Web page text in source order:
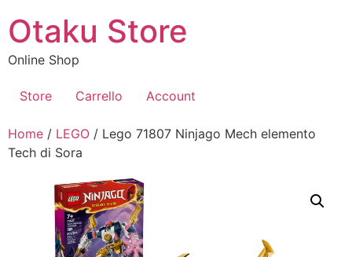
contenuto
Otaku Store
Online Shop
Store Carrello Account
Home / LEGO / Lego 71807 Ninjago Mech elemento
Tech di Sora